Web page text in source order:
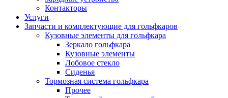
Контакторы
Услуги
Запчасти и комплектующие для гольфкаров
Кузовные элементы для гольфкара
Зеркало гольфкара
Кузовные элементы
Лобовое стекло
Сиденья
Тормозная система гольфкара
Прочее